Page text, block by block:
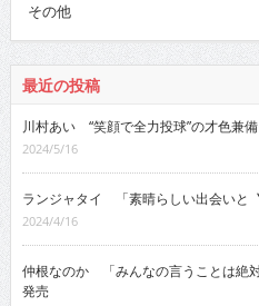
その他
最近の投稿
川村あい “笑顔で全力投球”の才色兼
2024/5/16
ランジャタイ 「素晴らしい出会いと
2024/4/16
仲根なのか 「みんなの言うことは絶
発売